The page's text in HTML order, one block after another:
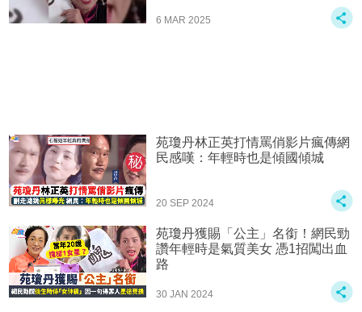
6 MAR 2025
苑瓊丹林正英打情罵俏影片瘋傳網
民感嘆：年輕時也是傾國傾城
20 SEP 2024
苑瓊丹獲賜「公主」名銜！網民勁
讚年輕時是氣質美女 憑1招闖出血
路
30 JAN 2024